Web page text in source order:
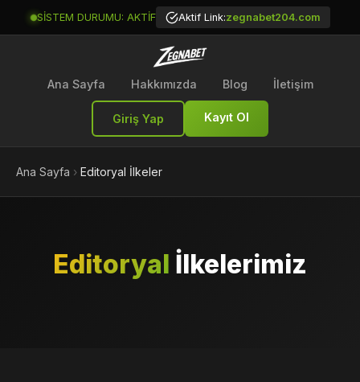
SİSTEM DURUMU: AKTİF Aktif Link:zegnabet204.com
Ana Sayfa Hakkımızda Blog İletişim
Giriş Yap Kayıt Ol
Ana Sayfa › Editoryal İlkeler
Editoryal İlkelerimiz